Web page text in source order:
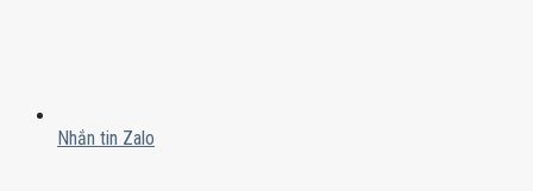
Nhắn tin Zalo